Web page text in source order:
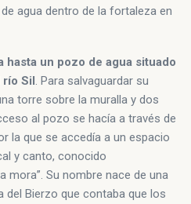
agua dentro de la fortaleza en
hasta un pozo de agua situado
río Sil. Para salvaguardar su
torre sobre la muralla y dos
al pozo se hacía a través de
la que se accedía a un espacio
y canto, conocido
mora”. Su nombre nace de una
del Bierzo que contaba que los